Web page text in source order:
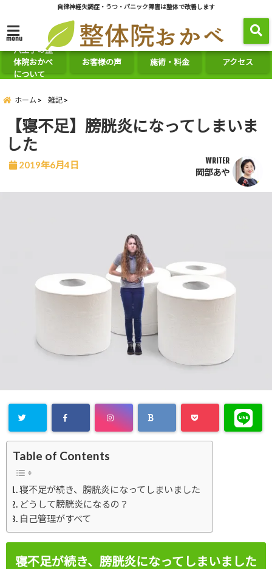
自律神経失調症・うつ・パニック障害は整体で改善します
menu
八王子の整
体院おかべ
について
お客様の声 施術・料金 アクセス
ホーム 雑記
【寝不足】膀胱炎になってしまいま
した
2019年6月4日 WRITER
岡部あや
Table of Contents
寝不足が続き、膀胱炎になってしまいました
どうして膀胱炎になるの？
自己管理がすべて
寝不足が続き、膀胱炎になってしまいました